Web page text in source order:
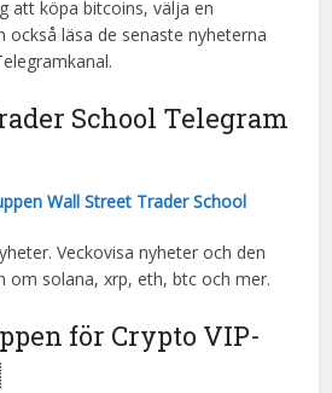
att köpa bitcoins, välja en
också läsa de senaste nyheterna
School Telegram
Wall Street Trader School
Veckovisa nyheter och den
om solana, xrp, eth, btc och mer.
för Crypto VIP-